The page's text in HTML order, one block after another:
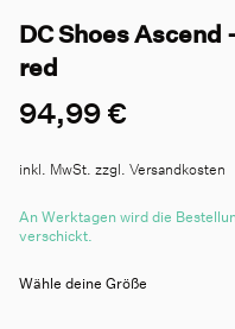
DC Shoes
red
94,99 €
inkl. MwSt. zzgl. Versandkosten
An Werktagen wird die
verschickt.
Wähle deine Größe